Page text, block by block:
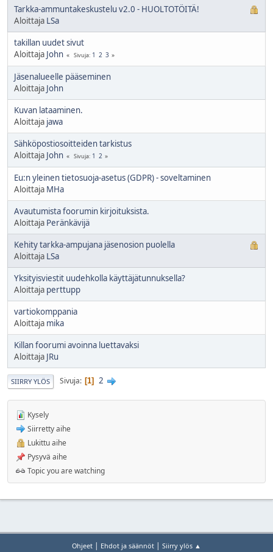
Tarkka-ammuntakeskustelu v2.0 - HUOLTOTÖITÄ!
Aloittaja LSa
takillan uudet sivut
Aloittaja John Sivuja 1 2 3
Jäsenalueelle pääseminen
Aloittaja John
Kuvan lataaminen.
Aloittaja jawa
Sähköpostiosoitteiden tarkistus
Aloittaja John Sivuja 1 2
Eu:n yleinen tietosuoja-asetus (GDPR) - soveltaminen
Aloittaja MHa
Avautumista foorumin kirjoituksista.
Aloittaja Peränkävijä
Kehity tarkka-ampujana jäsenosion puolella
Aloittaja LSa
Yksityisviestit uudehkolla käyttäjätunnuksella?
Aloittaja perttupp
vartiokomppania
Aloittaja mika
Killan foorumi avoinna luettavaksi
Aloittaja JRu
SIIRRY YLÖS Sivuja 1 2
Kysely
Siirretty aihe
Lukittu aihe
Pysyvä aihe
Topic you are watching
Ohjeet | Ehdot ja säännöt | Siirry ylös ▲